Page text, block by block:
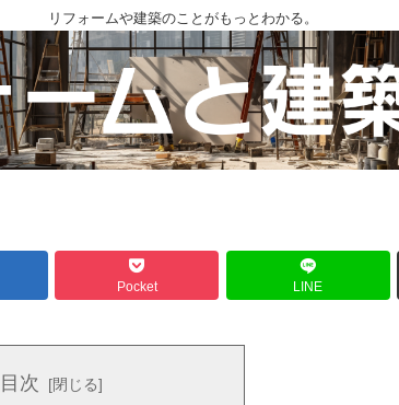
リフォームや建築のことがもっとわかる。
Pocket LINE
目次